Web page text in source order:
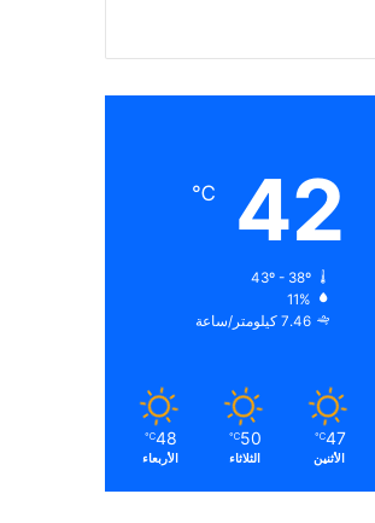
42
℃
43º - 38º
11%
7.46 كيلومتر/ساعة
47
℃
الأثنين
50
℃
الثلاثاء
48
℃
الأربعاء